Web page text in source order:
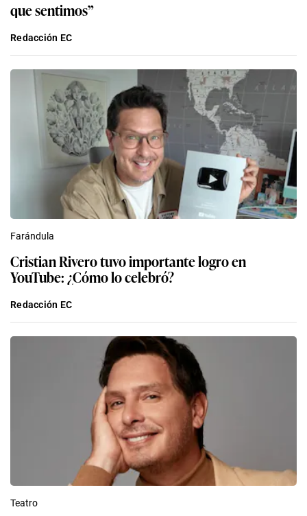
que sentimos”
Redacción EC
Farándula
Cristian Rivero tuvo importante logro en
YouTube: ¿Cómo lo celebró?
Redacción EC
Teatro